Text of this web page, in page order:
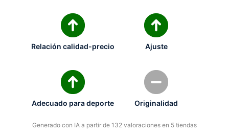
Relación calidad-precio Ajuste
Adecuado para deporte Originalidad
Generado con IA a partir de 132 valoraciones en 5 tiendas